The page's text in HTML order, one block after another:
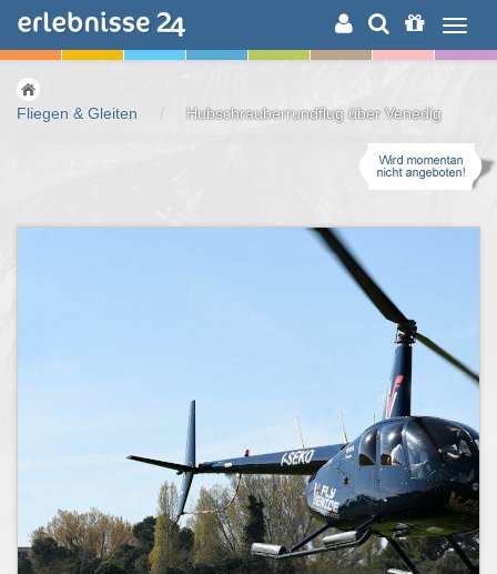
ERLEBNISSUCHE
Fliegen & Gleiten / Hubschrauberrundflug über Venedig